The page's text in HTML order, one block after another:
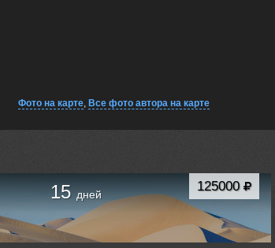
Фото на карте, Все фото автора на карте
125000
15дней